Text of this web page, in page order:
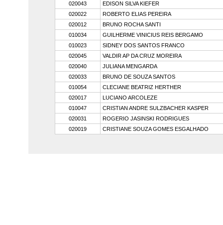
020043
EDISON SILVA KIEFER
020022
ROBERTO ELIAS PEREIRA
020012
BRUNO ROCHA SANTI
010034
GUILHERME VINICIUS REIS BERGAMO
010023
SIDNEY DOS SANTOS FRANCO
020045
VALDIR AP DA CRUZ MOREIRA
020040
JULIANA MENGARDA
020033
BRUNO DE SOUZA SANTOS
010054
CLECIANE BEATRIZ HERTHER
020017
LUCIANO ARCOLEZE
010047
CRISTIAN ANDRE SULZBACHER KASPER
020031
ROGERIO JASINSKI RODRIGUES
020019
CRISTIANE SOUZA GOMES ESGALHADO